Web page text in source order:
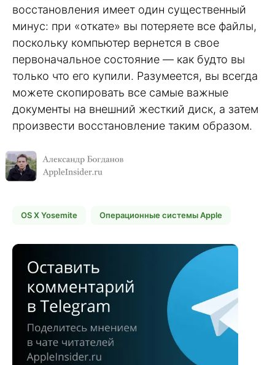
восстановления имеет один существенный
минус: при «откате» вы потеряете все файлы,
поскольку компьютер вернется в свое
первоначальное состояние — как будто вы
только что его купили. Разумеется, вы всегда
можете скопировать все самые важные
документы на внешний жесткий диск, а затем
произвести восстановление таким образом.
OS X Yosemite Операционные системы Apple